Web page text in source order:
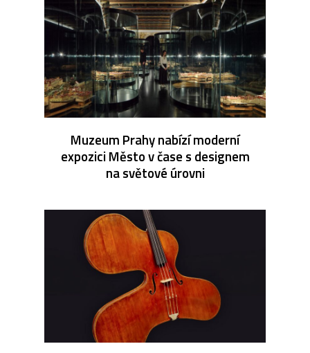
Muzeum Prahy nabízí moderní
expozici Město v čase s designem
na světové úrovni